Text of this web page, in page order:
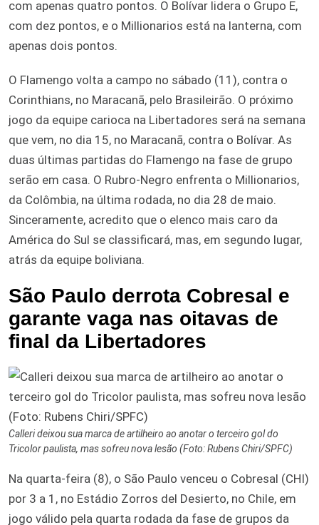
com apenas quatro pontos. O Bolívar lidera o Grupo E,
com dez pontos, e o Millionarios está na lanterna, com
apenas dois pontos.
O Flamengo volta a campo no sábado (11), contra o
Corinthians, no Maracanã, pelo Brasileirão. O próximo
jogo da equipe carioca na Libertadores será na semana
que vem, no dia 15, no Maracanã, contra o Bolívar. As
duas últimas partidas do Flamengo na fase de grupo
serão em casa. O Rubro-Negro enfrenta o Millionarios,
da Colômbia, na última rodada, no dia 28 de maio.
Sinceramente, acredito que o elenco mais caro da
América do Sul se classificará, mas, em segundo lugar,
atrás da equipe boliviana.
São Paulo derrota Cobresal e
garante vaga nas oitavas de
final da Libertadores
Calleri deixou sua marca de artilheiro ao anotar o terceiro gol do
Tricolor paulista, mas sofreu nova lesão (Foto: Rubens Chiri/SPFC)
Na quarta-feira (8), o São Paulo venceu o Cobresal (CHI)
por 3 a 1, no Estádio Zorros del Desierto, no Chile, em
jogo válido pela quarta rodada da fase de grupos da